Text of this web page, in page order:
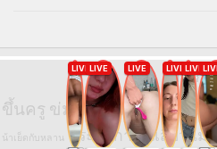
ป้ายกำ
ขึ้นครู ข่มขืนควยใหญ่ชู้ น้อง
น้าเย็ดกับหลาน ประสบการณ์เสียวแม่